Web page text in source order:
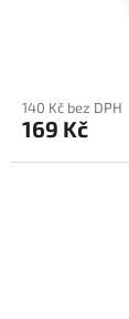
140 Kč bez DPH
169 Kč